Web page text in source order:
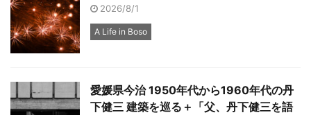
2026/8/1
A Life in Boso
愛媛県今治 1950年代から1960年代の丹
下健三 建築を巡る＋「父、丹下健三を語